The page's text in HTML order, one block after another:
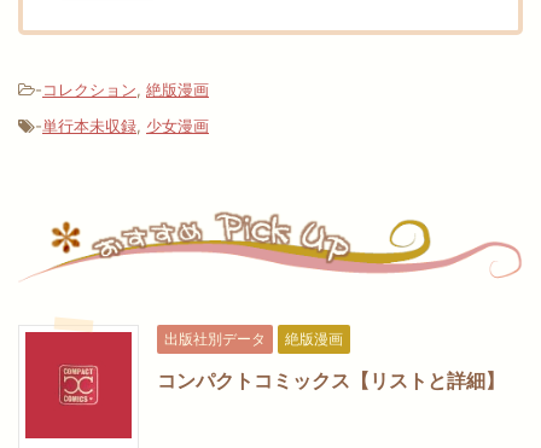
-コレクション, 絶版漫画
-単行本未収録, 少女漫画
出版社別データ 絶版漫画
コンパクトコミックス【リストと詳細】